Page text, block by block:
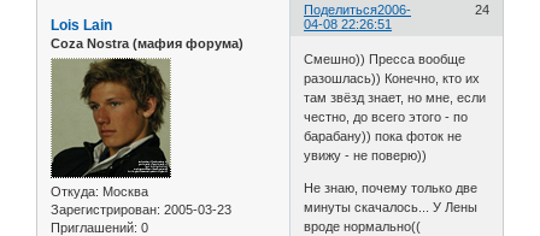
Поделиться 24
2006-
04-08 22:26:51
Lois Lain
Coza Nostra (мафия форума)
Откуда: Москва
Зарегистрирован: 2005-03-23
Приглашений: 0
Смешно)) Пресса вообще
разошлась)) Конечно, кто их
там звёзд знает, но мне, если
честно, до всего этого - по
барабану)) пока фоток не
увижу - не поверю))
Не знаю, почему только две
минуты скачалось... У Лены
вроде нормально((